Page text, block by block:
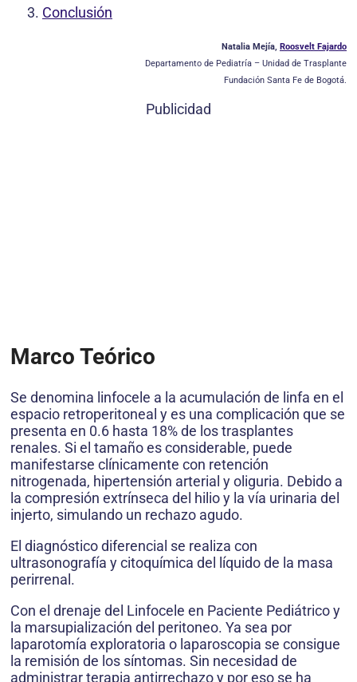
Conclusión
Natalia Mejía, Roosvelt Fajardo
Departamento de Pediatría – Unidad de Trasplante
Fundación Santa Fe de Bogotá.
Publicidad
Marco Teórico
Se denomina linfocele a la acumulación de linfa en el
espacio retroperitoneal y es una complicación que se
presenta en 0.6 hasta 18% de los trasplantes
renales. Si el tamaño es considerable, puede
manifestarse clínicamente con retención
nitrogenada, hipertensión arterial y oliguria. Debido a
la compresión extrínseca del hilio y la vía urinaria del
injerto, simulando un rechazo agudo.
El diagnóstico diferencial se realiza con
ultrasonografía y citoquímica del líquido de la masa
perirrenal.
Con el drenaje del Linfocele en Paciente Pediátrico y
la marsupialización del peritoneo. Ya sea por
laparotomía exploratoria o laparoscopia se consigue
la remisión de los síntomas. Sin necesidad de
administrar terapia antirrechazo y por eso se ha